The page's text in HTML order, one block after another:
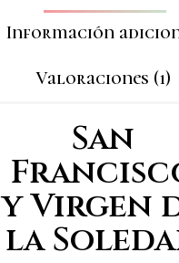
Información
Valoraciones (1)
San
y Virgen
la